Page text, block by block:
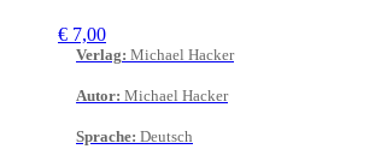
€ 7,00
Verlag: Michael Hacker
Autor: Michael Hacker
Sprache: Deutsch